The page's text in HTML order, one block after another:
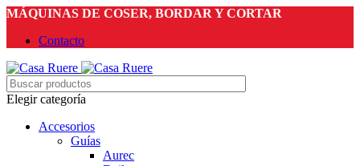
MÁQUINAS DE COSER, BORDAR Y CORTAR
Contacto
Elegir categoría
Accesorios
Guías
Aurec